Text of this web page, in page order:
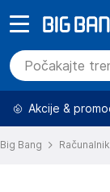
Akcije &
Big Bang